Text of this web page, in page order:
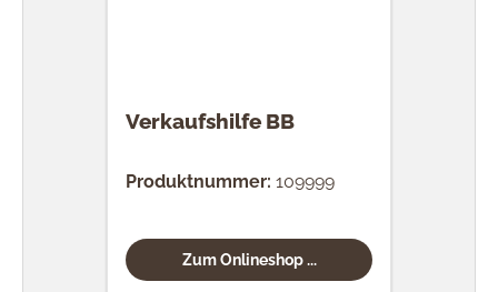
Verkaufshilfe BB
Produktnummer: 109999
Zum Onlineshop ...